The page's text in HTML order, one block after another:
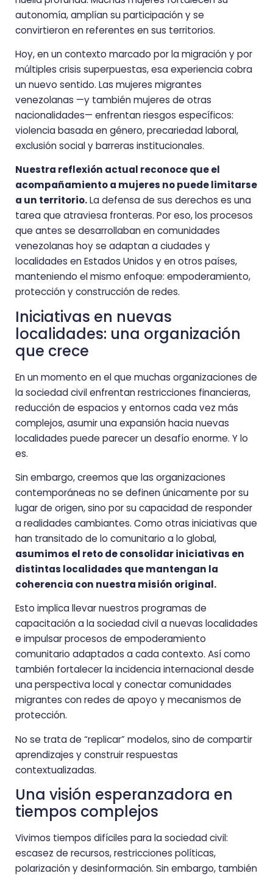
autonomía, amplían su participación y se
convirtieron en referentes en sus territorios.
Hoy, en un contexto marcado por la migración y por
múltiples crisis superpuestas, esa experiencia cobra
un nuevo sentido. Las mujeres migrantes
venezolanas —y también mujeres de otras
nacionalidades— enfrentan riesgos específicos:
violencia basada en género, precariedad laboral,
exclusión social y barreras institucionales.
Nuestra reflexión actual reconoce que el
acompañamiento a mujeres no puede limitarse
a un territorio.La defensa de sus derechos es una
tarea que atraviesa fronteras. Por eso, los procesos
que antes se desarrollaban en comunidades
venezolanas hoy se adaptan a ciudades y
localidades en Estados Unidos y en otros países,
manteniendo el mismo enfoque: empoderamiento,
protección y construcción de redes.
Iniciativas en nuevas
localidades: una organización
que crece
En un momento en el que muchas organizaciones de
la sociedad civil enfrentan restricciones financieras,
reducción de espacios y entornos cada vez más
complejos, asumir una expansión hacia nuevas
localidades puede parecer un desafío enorme. Y lo
es.
Sin embargo, creemos que las organizaciones
contemporáneas no se definen únicamente por su
lugar de origen, sino por su capacidad de responder
a realidades cambiantes. Como otras iniciativas que
han transitado de lo comunitario a lo global,
asumimos el reto de consolidar iniciativas en
distintas localidades que mantengan la
coherencia con nuestra misión original.
Esto implica llevar nuestros programas de
capacitación a la sociedad civil a nuevas localidades
e impulsar procesos de empoderamiento
comunitario adaptados a cada contexto. Así como
también fortalecer la incidencia internacional desde
una perspectiva local y conectar comunidades
migrantes con redes de apoyo y mecanismos de
protección.
No se trata de “replicar” modelos, sino de compartir
aprendizajes y construir respuestas
contextualizadas.
Una visión esperanzadora en
tiempos complejos
Vivimos tiempos difíciles para la sociedad civil:
escasez de recursos, restricciones políticas,
polarización y desinformación. Sin embargo, también